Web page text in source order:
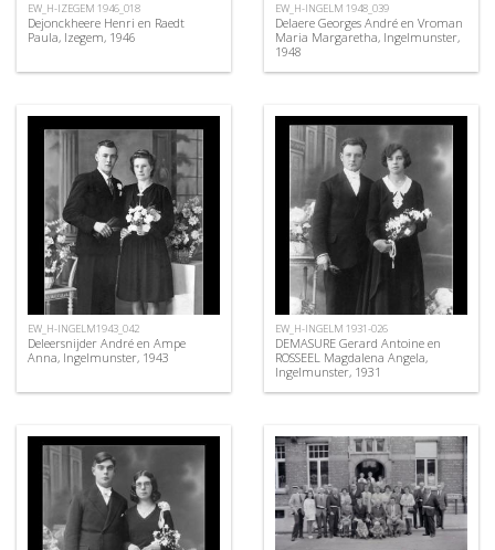
EW_H-IZEGEM 1946_018
Dejonckheere Henri en Raedt
Paula, Izegem, 1946
EW_H-INGELM 1948_039
Delaere Georges André en Vroman
Maria Margaretha, Ingelmunster,
1948
EW_H-INGELM1943_042
Deleersnijder André en Ampe
Anna, Ingelmunster, 1943
EW_H-INGELM 1931-026
DEMASURE Gerard Antoine en
ROSSEEL Magdalena Angela,
Ingelmunster, 1931